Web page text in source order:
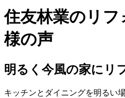
住友林業のリ
様の声
明るく今風の家にリ
キッチンとダイニングを明るい